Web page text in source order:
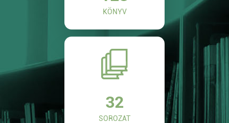
KÖNYV
32
SOROZAT